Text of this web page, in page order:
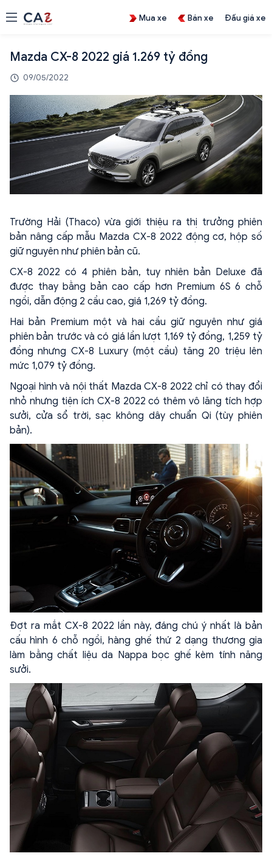
Mua xe Bán xe Đấu giá xe
Mazda CX-8 2022 giá 1.269 tỷ đồng
09/05/2022
Trường Hải (Thaco) vừa giới thiệu ra thị trưởng phiên
bản nâng cấp mẫu Mazda CX-8 2022 động cơ, hộp số
giữ nguyên như phiên bản cũ.
CX-8 2022 có 4 phiên bản, tuy nhiên bản Deluxe đã
được thay bằng bản cao cấp hơn Premium 6S 6 chỗ
ngồi, dẫn động 2 cầu cao, giá 1,269 tỷ đồng.
Hai bản Premium một và hai cầu giữ nguyên như giá
phiên bản trước và có giá lần lượt 1,169 tỷ đồng, 1,259 tỷ
đồng nhưng CX-8 Luxury (một cầu) tăng 20 triệu lên
mức 1,079 tỷ đồng.
Ngoại hình và nội thất Mazda CX-8 2022 chỉ có thay đổi
nhỏ nhưng tiện ích CX-8 2022 có thêm vô lăng tích hợp
sưởi, cửa sổ trời, sạc không dây chuẩn Qi (tùy phiên
bản).
Đợt ra mắt CX-8 2022 lần này, đáng chú ý nhất là bản
cấu hình 6 chỗ ngồi, hàng ghế thứ 2 dạng thương gia
làm bằng chất liệu da Nappa bọc ghế kèm tính năng
sưởi.